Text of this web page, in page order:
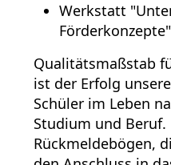
Werkstatt
Förderkonzepte"
Qualitätsmaßstab
ist der Erfolg
Schüler im Leben
Studium und
Rückmeldebögen,